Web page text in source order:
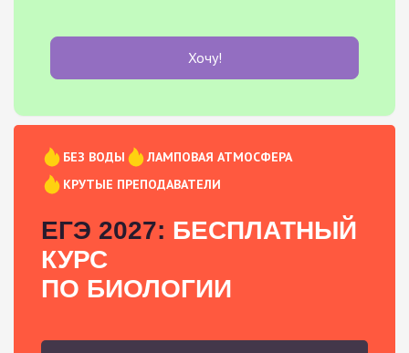
Хочу!
БЕЗ ВОДЫ
ЛАМПОВАЯ АТМОСФЕРА
КРУТЫЕ ПРЕПОДАВАТЕЛИ
ЕГЭ 2027: БЕСПЛАТНЫЙ
КУРС
ПО БИОЛОГИИ